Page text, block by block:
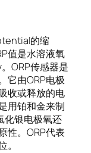
的缩
值是水溶液氧
ORP传感器是
它由ORP电极
收或释放的电
用铂和金来制
化银电极氧还
性。ORP代表